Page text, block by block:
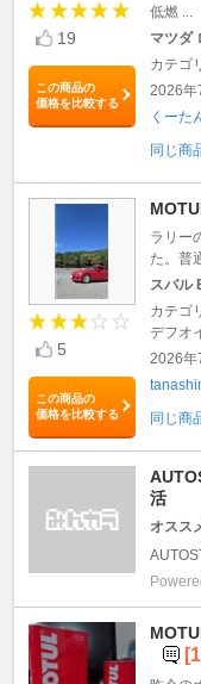
19
この商品の
価格を比較する
低燃 ...
マツダ
カテゴ
2026年
くーた
同じ商
5
この商品の
価格を比較する
ラリー
た。普
スバル
カテゴ
デフオ
2026年
同じ商
活
オスス